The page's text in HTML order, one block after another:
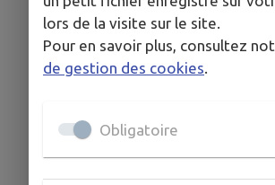
lors de la visite sur le site.
Pour en savoir plus, consultez
de gestion des cookies.
Obligatoire